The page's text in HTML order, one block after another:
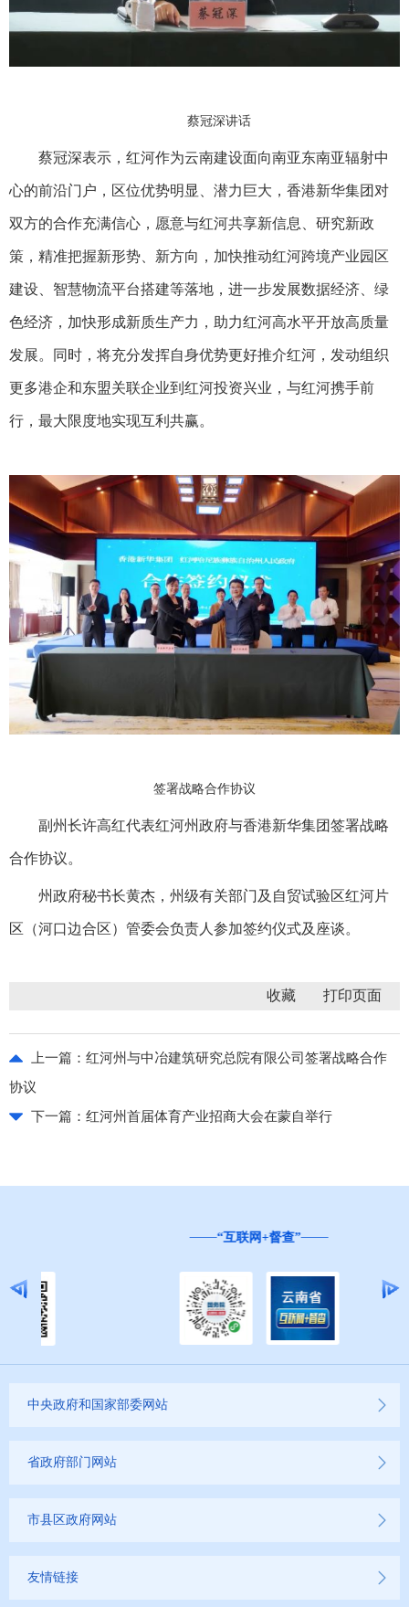
蔡冠深讲话
蔡冠深表示，红河作为云南建设面向南亚东南亚辐射中
心的前沿门户，区位优势明显、潜力巨大，香港新华集团对
双方的合作充满信心，愿意与红河共享新信息、研究新政
策，精准把握新形势、新方向，加快推动红河跨境产业园区
建设、智慧物流平台搭建等落地，进一步发展数据经济、绿
色经济，加快形成新质生产力，助力红河高水平开放高质量
发展。同时，将充分发挥自身优势更好推介红河，发动组织
更多港企和东盟关联企业到红河投资兴业，与红河携手前
行，最大限度地实现互利共赢。
签署战略合作协议
副州长许高红代表红河州政府与香港新华集团签署战略
合作协议。
州政府秘书长黄杰，州级有关部门及自贸试验区红河片
区（河口边合区）管委会负责人参加签约仪式及座谈。
收藏
上一篇： 红河州与中冶建筑研究总院有限公司签署战略合作
协议
下一篇： 红河州首届体育产业招商大会在蒙自举行
“互联网+督查”
中央政府和国家部委网站
省政府部门网站
市县区政府网站
友情链接